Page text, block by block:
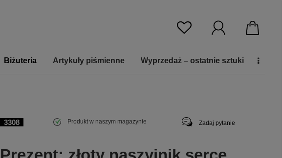
Biżuteria Artykuły piśmienne Wyprzedaż – ostatnie sztuki
3308 Produkt w naszym magazynie Zadaj pytanie